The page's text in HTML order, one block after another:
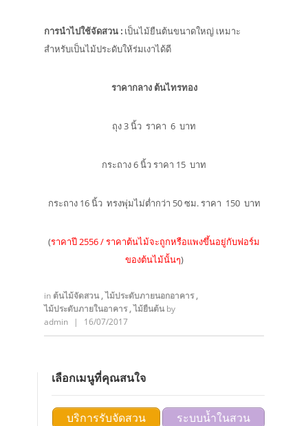
การนำไปใช้จัดสวน : เป็นไม้ยืนต้นขนาดใหญ่ เหมาะ
สำหรับเป็นไม้ประดับให้ร่มเงาได้ดี
ราคากลาง ต้นไทรทอง
ถุง 3 นิ้ว ราคา 6 บาท
กระถาง 6 นิ้ว ราคา 15 บาท
กระถาง 16 นิ้ว ทรงพุ่มไม่ต่ำกว่า 50 ซม. ราคา 150 บาท
(ราคาปี 2556 / ราคาต้นไม้จะถูกหรือแพงขึ้นอยู่กับฟอร์ม
ของต้นไม้นั้นๆ)
in ต้นไม้จัดสวน,ไม้ประดับภายนอกอาคาร,
ไม้ประดับภายในอาคาร,ไม้ยืนต้นby
admin
| 16/07/2017
เลือกเมนูที่คุณสนใจ
บริการรับจัดสวน
ระบบน้ำในสวน